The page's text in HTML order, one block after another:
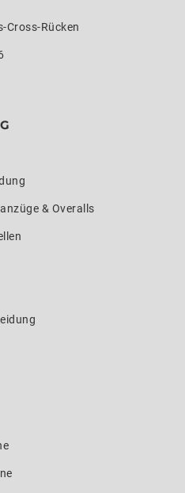
Cross-Rücken
& Overalls